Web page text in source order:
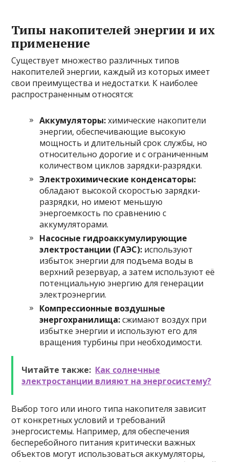
Типы накопителей энергии и их
применение
Существует множество различных типов
накопителей энергии, каждый из которых имеет
свои преимущества и недостатки. К наиболее
распространенным относятся:
Аккумуляторы:химические накопители
энергии, обеспечивающие высокую
мощность и длительный срок службы, но
относительно дорогие и с ограниченным
количеством циклов зарядки-разрядки.
Электрохимические конденсаторы:
обладают высокой скоростью зарядки-
разрядки, но имеют меньшую
энергоемкость по сравнению с
аккумуляторами.
Насосные гидроаккумулирующие
электростанции (ГАЭС): используют
избыток энергии для подъема воды в
верхний резервуар, а затем используют её
потенциальную энергию для генерации
электроэнергии.
Компрессионные воздушные
энергохранилища:сжимают воздух при
избытке энергии и используют его для
вращения турбины при необходимости.
Читайте также: Как солнечные
электростанции влияют на энергосистему?
Выбор того или иного типа накопителя зависит
от конкретных условий и требований
энергосистемы. Например, для обеспечения
бесперебойного питания критически важных
объектов могут использоваться аккумуляторы,